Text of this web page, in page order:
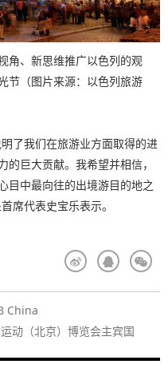
角、新思维推广以色列的观
节（图片来源：以色列旅游
了我们在旅游业方面取得的进
巨大贡献。我希望并相信，
目中最向往的出境游目的地之
席代表史宝乐表示。
China
动（北京）博览会主宾国